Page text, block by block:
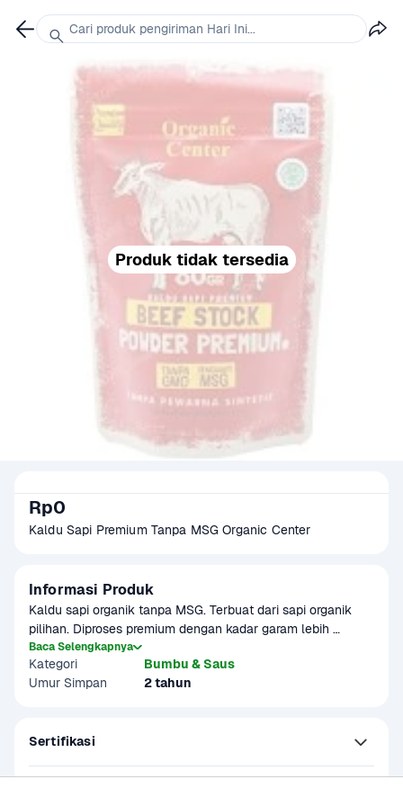
Produk tidak tersedia
Rp0
Kaldu Sapi Premium Tanpa MSG Organic Center
Informasi Produk
Kaldu sapi organik tanpa MSG. Terbuat dari sapi organik
pilihan. Diproses premium dengan kadar garam lebih
rendah. Cocok untuk bumbu penyedap berbagai masakan.
Produk ini dapat digunakan sebagai menu MPASI. Produk
sudah terverifikasi halal.
Baca Selengkapnya
Kategori
Bumbu & Saus
Umur Simpan
2 tahun
Sertifikasi
Cari produk pengiriman Hari Ini...